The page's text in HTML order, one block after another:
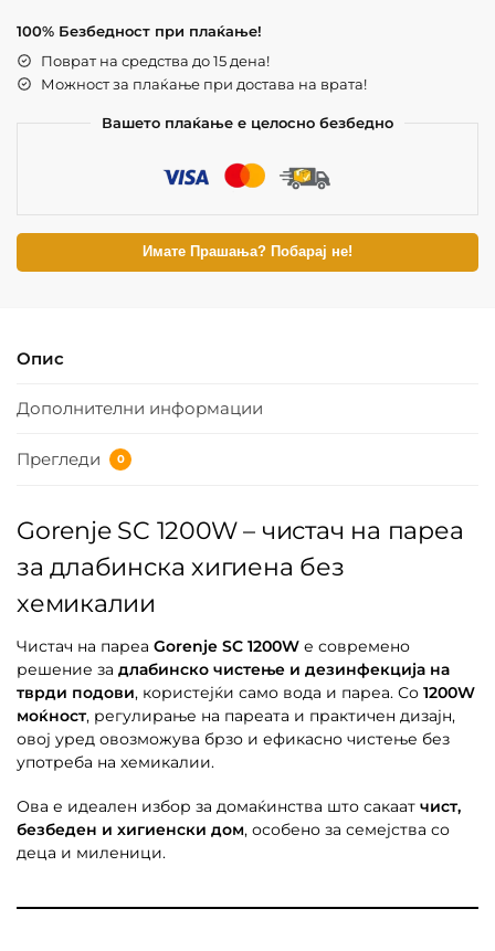
100% Безбедност при плаќање!
Поврат на средства до 15 дена!
Можност за плаќање при достава на врата!
Вашето плаќање е целосно безбедно
Имате Прашања? Побарај не!
Опис
Дополнителни информации
Прегледи 0
Gorenje SC 1200W – чистач на пареа
за длабинска хигиена без
хемикалии
Чистач на пареа Gorenje SC 1200W е современо
решение за длабинско чистење и дезинфекција на
тврди подови, користејќи само вода и пареа. Со 1200W
моќност, регулирање на пареата и практичен дизајн,
овој уред овозможува брзо и ефикасно чистење без
употреба на хемикалии.
Ова е идеален избор за домаќинства што сакаат чист,
безбеден и хигиенски дом, особено за семејства со
деца и миленици.